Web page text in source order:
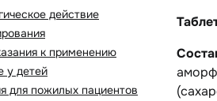
действие
к применению
у детей
для пожилых пациентов